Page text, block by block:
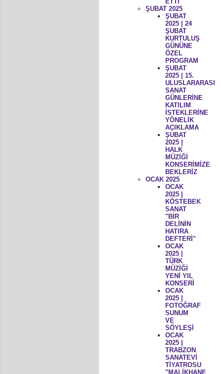
ŞUBAT 2025
ŞUBAT
2025 | 24
ŞUBAT
KURTULUŞ
GÜNÜNE
ÖZEL
PROGRAM
ŞUBAT
2025 | 15.
ULUSLARARASI
SANAT
GÜNLERİNE
KATILIM
İSTEKLERİNE
YÖNELİK
AÇIKLAMA
ŞUBAT
2025 |
HALK
MÜZİĞİ
KONSERİMİZE
BEKLERİZ
OCAK 2025
OCAK
2025 |
KÖSTEBEK
SANAT
"BİR
DELİNİN
HATIRA
DEFTERİ"
OCAK
2025 |
TÜRK
MÜZİĞİ
YENİ YIL
KONSERİ
OCAK
2025 |
FOTOĞRAF
SUNUM
VE
SÖYLEŞİ
OCAK
2025 |
TRABZON
SANATEVİ
TİYATROSU
"MALİKHANE